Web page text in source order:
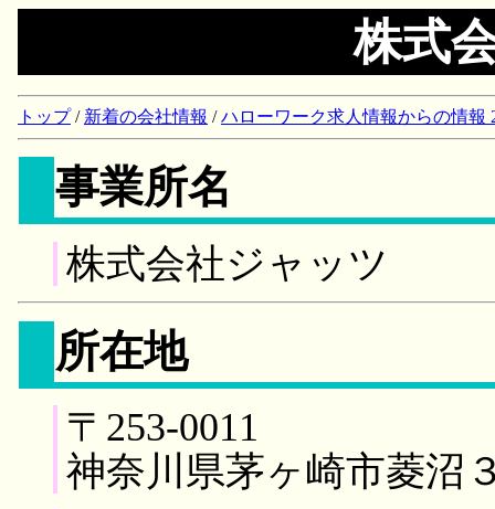
株式
トップ/ 新着の会社情報 /ハローワーク求人情報からの情報
事業所名
株式会社ジャッツ
所在地
〒253-0011
神奈川県茅ヶ崎市菱沼